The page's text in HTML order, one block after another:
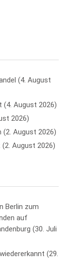
4. August
4. August 2026
2026
2. August 2026
2. August 2026
Berlin zum
auf
30. Juli
29.